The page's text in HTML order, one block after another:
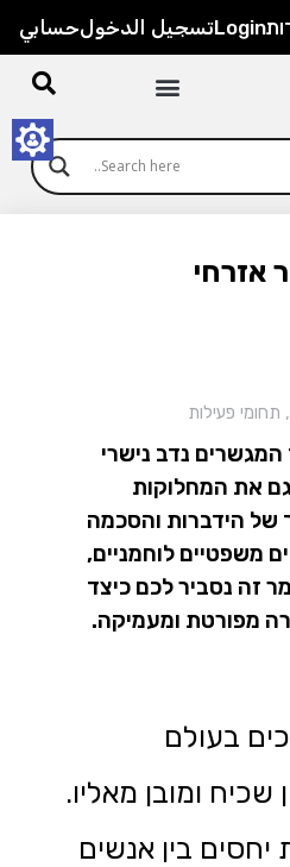
Loginتسجيل الدخولحسابي
אזרחי
, תחומי פעילות
נדב נישרי
את המחלוקות
של הידברות והסכמה
משפטיים לוחמניים,
זה נסביר לכם כיצד
מפורטת ומעמיקה.
בעולם
שכיח ומובן מאליו.
בין אנשים